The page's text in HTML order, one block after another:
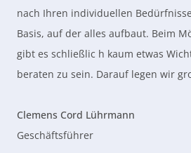
nach Ihren individuellen
Basis, auf der alles aufbaut. Beim
gibt es schließlic h kaum etwas
beraten zu sein. Darauf legen wir
Clemens Cord Lührmann
Geschäftsführer